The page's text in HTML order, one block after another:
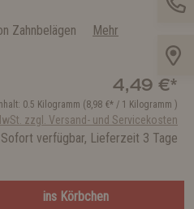
Zahnbelägen
Mehr
4,49 €*
Inhalt: 0.5 Kilogramm (8,98 €* / 1 Kilogramm )
zzgl. Versand- und Servicekosten
Sofort verfügbar, Lieferzeit 3 Tage
ins Körbchen